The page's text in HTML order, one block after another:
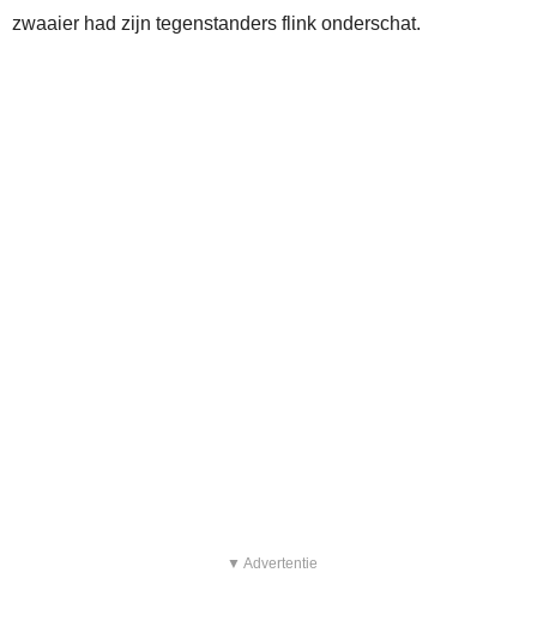
zwaaier had zijn tegenstanders flink onderschat.
▼ Advertentie